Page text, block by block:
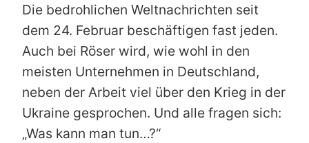
Die bedrohlichen Weltnachrichten seit
dem 24. Februar beschäftigen fast jeden.
Auch bei Röser wird, wie wohl in den
meisten Unternehmen in Deutschland,
neben der Arbeit viel über den Krieg in der
Ukraine gesprochen. Und alle fragen sich:
„Was kann man tun…?“